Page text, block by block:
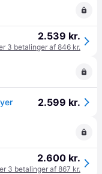
2.539 kr.
3 betalinger af 846 kr.
2.599 kr.
2.600 kr.
3 betalinger af 867 kr.